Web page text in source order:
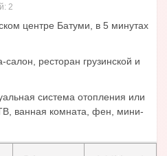
2
центре Батуми, в 5 минутах
ресторан грузинской и
система отопления или
ванная комната, фен, мини-